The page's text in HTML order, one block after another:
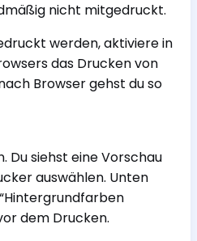
nicht mitgedruckt.
werden, aktiviere in
das Drucken von
Browser gehst du so
Du siehst eine Vorschau
auswählen. Unten
dem Drucken.